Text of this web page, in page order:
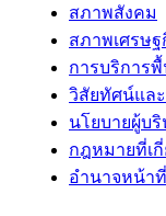
สภาพสังคม
สภาพเศรษฐ
การบริการ
วิสัยทัศน์แล
นโยบายผู้บริ
กฎหมายที่เ
อํานาจหน้าที่